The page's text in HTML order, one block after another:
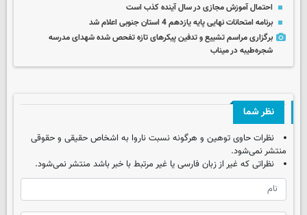
احتمال آموزش مجازی در سال آینده کذب است
برنامه امتحانات نهایی پایه یازدهم 4 استان جنوبی اعلام شد
برگزاری مراسم تشییع و تدفین پیکرهای تازه تفحص شده شهدای مدرسه
شجره‌طیبه در میناب
نظر شما
نظرات حاوی توهین و هرگونه نسبت ناروا به اشخاص حقیقی و حقوقی
منتشر نمی‌شود.
نظراتی که غیر از زبان فارسی یا غیر مرتبط با خبر باشد منتشر نمی‌شود.